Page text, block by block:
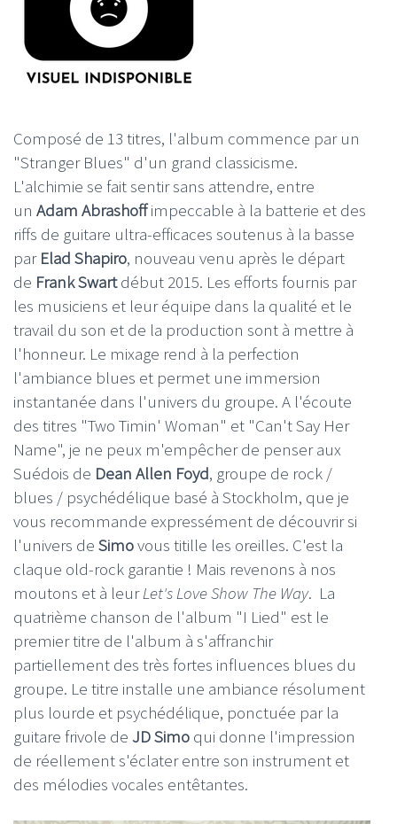
Composé de 13 titres, l'album commence par un
"Stranger Blues" d'un grand classicisme.
L'alchimie se fait sentir sans attendre, entre
un Adam Abrashoffimpeccable à la batterie et des
riffs de guitare ultra-efficaces soutenus à la basse
par Elad Shapiro, nouveau venu après le départ
de Frank Swartdébut 2015. Les efforts fournis par
les musiciens et leur équipe dans la qualité et le
travail du son et de la production sont à mettre à
l'honneur. Le mixage rend à la perfection
l'ambiance blues et permet une immersion
instantanée dans l'univers du groupe. A l'écoute
des titres "Two Timin' Woman" et "Can't Say Her
Name", je ne peux m'empêcher de penser aux
Suédois de Dean Allen Foyd, groupe de rock /
blues / psychédélique basé à Stockholm, que je
vous recommande expressément de découvrir si
l'univers de Simovous titille les oreilles. C'est la
claque old-rock garantie ! Mais revenons à nos
moutons et à leurLet's Love Show The Way. La
quatrième chanson de l'album "I Lied" est le
premier titre de l'album à s'affranchir
partiellement des très fortes influences blues du
groupe. Le titre installe une ambiance résolument
plus lourde et psychédélique, ponctuée par la
guitare frivole de JD Simo qui donne l'impression
de réellement s'éclater entre son instrument et
des mélodies vocales entêtantes.